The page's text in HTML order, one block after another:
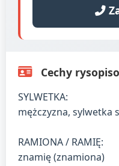
Cechy
SYLWETKA:
mężczyzna, sylwetka
RAMIONA / RAMIĘ:
znamię (znamiona)